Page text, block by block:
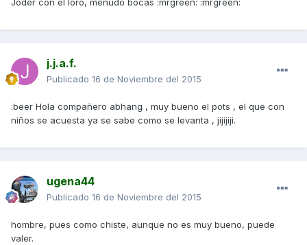
Joder con el loro, menudo bocas :mrgreen: :mrgreen:
j.j.a.f.
Publicado 16 de Noviembre del 2015
:beer Hola compañero abhang , muy bueno el pots , el que con
niños se acuesta ya se sabe como se levanta , jijijiji.
ugena44
Publicado 16 de Noviembre del 2015
hombre, pues como chiste, aunque no es muy bueno, puede
valer.